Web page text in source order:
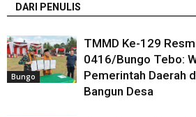
DARI PENULIS
Bungo
TMMD Ke-129
0416/Bungo Tebo:
Pemerintah Daerah
Bangun Desa